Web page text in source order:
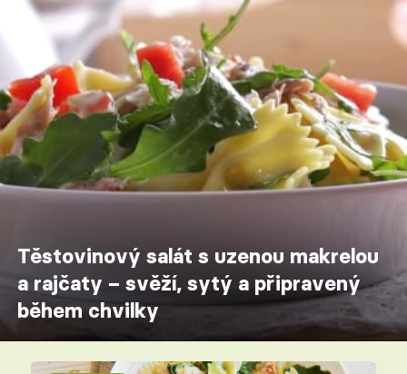
Těstovinový salát s uzenou makrelou
a rajčaty – svěží, sytý a připravený
během chvilky